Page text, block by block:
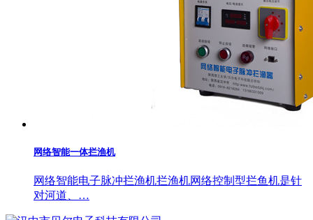
网络智能一体拦渔机
网络智能电子脉冲拦渔机拦渔机网络控制型拦鱼机是针
对河道、…